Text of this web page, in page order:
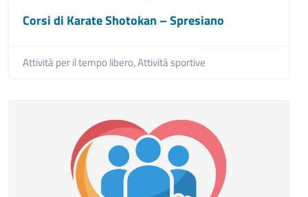
Corsi di Karate Shotokan – Spresiano
Attività per il tempo libero,Attività sportive